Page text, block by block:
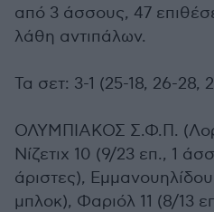
από 3 άσσους, 47
λάθη αντιπάλων.
Τα σετ: 3-1 (25-18, 26-28,
ΟΛΥΜΠΙΑΚΟΣ Σ.Φ.Π.
Νίζετιχ 10 (9/23 επ., 1
άριστες),
μπλοκ), Φαριόλ 11 (8/13